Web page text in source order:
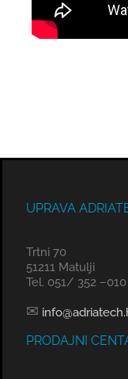
UPRAVA
Trtni 70
51211 Matulji
Tel. 051/ 352 –010
✉
PRODAJNI